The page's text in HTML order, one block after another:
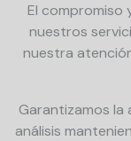
El compromiso
nuestros
nuestra
Garantizamos
análisis